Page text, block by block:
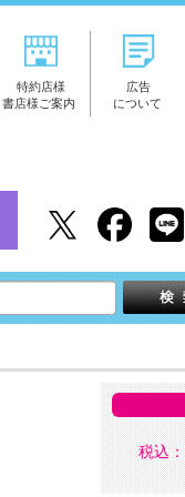
特約店様
書店様ご案内
広告
について
税込：